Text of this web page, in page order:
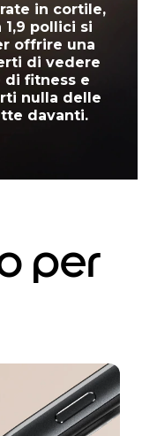
in cortile,
1,9 pollici si
offrire una
di vedere
di fitness e
nulla delle
davanti.
per